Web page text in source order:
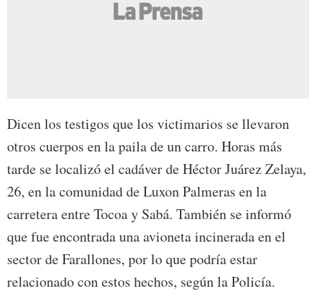
Dicen los testigos que los victimarios se llevaron
otros cuerpos en la paila de un carro. Horas más
tarde se localizó el cadáver de Héctor Juárez Zelaya,
26, en la comunidad de Luxon Palmeras en la
carretera entre Tocoa y Sabá. También se informó
que fue encontrada una avioneta incinerada en el
sector de Farallones, por lo que podría estar
relacionado con estos hechos, según la Policía.